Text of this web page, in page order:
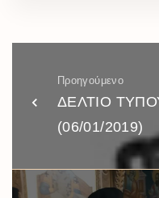
Προηγούμενο
ΔΕΛΤΙΟ
(06/01/2019)